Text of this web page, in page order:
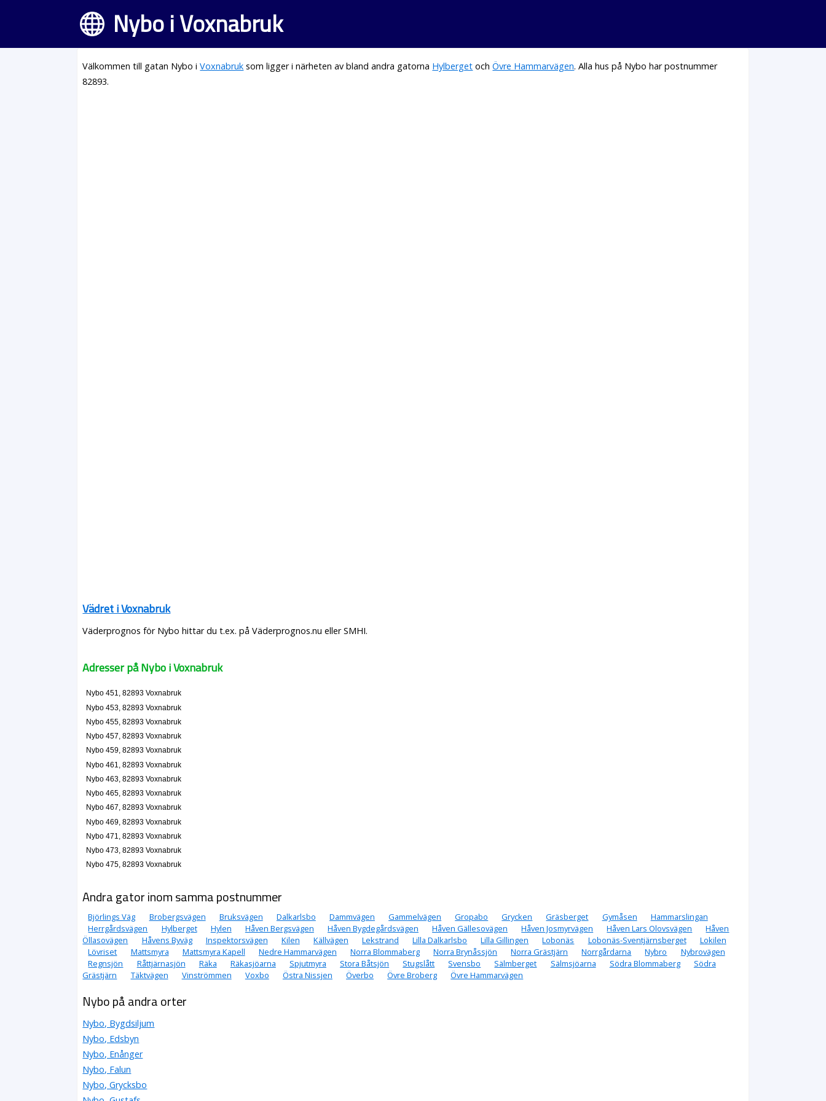
Nybo i Voxnabruk
Välkommen till gatan Nybo iVoxnabruk som ligger i närheten av bland andra gatorna Hylberget ochÖvre Hammarvägen. Alla hus på Nybo har postnummer
82893.
Vädret i Voxnabruk
Väderprognos för Nybo hittar du t.ex. på Väderprognos.nu eller SMHI.
Adresser på Nybo i Voxnabruk
Nybo 451, 82893 Voxnabruk
Nybo 453, 82893 Voxnabruk
Nybo 455, 82893 Voxnabruk
Nybo 457, 82893 Voxnabruk
Nybo 459, 82893 Voxnabruk
Nybo 461, 82893 Voxnabruk
Nybo 463, 82893 Voxnabruk
Nybo 465, 82893 Voxnabruk
Nybo 467, 82893 Voxnabruk
Nybo 469, 82893 Voxnabruk
Nybo 471, 82893 Voxnabruk
Nybo 473, 82893 Voxnabruk
Nybo 475, 82893 Voxnabruk
Andra gator inom samma postnummer
Björlings Väg Brobergsvägen Bruksvägen Dalkarlsbo Dammvägen Gammelvägen Gropabo Grycken Gräsberget Gymåsen
Hammarslingan
Herrgårdsvägen
Hylberget Hylen Håven Bergsvägen Håven Bygdegårdsvägen Håven Gällesovägen Håven Josmyrvägen Håven Lars Olovsvägen
Håven
Öllasovägen
Håvens Byväg Inspektorsvägen Kilen Källvägen Lekstrand Lilla Dalkarlsbo Lilla Gillingen Lobonäs Lobonäs-Sventjärnsberget
Lokilen
Lövriset
Mattsmyra Mattsmyra Kapell Nedre Hammarvägen Norra Blommaberg Norra Brynåssjön Norra Grästjärn Norrgårdarna Nybro
Nybrovägen
Regnsjön
Råttjärnasjön Räka Räkasjöarna Spjutmyra Stora Båtsjön Stugslått Svensbo Sälmberget Sälmsjöarna Södra Blommaberg
Södra
Grästjärn
Täktvägen Vinströmmen Voxbo Östra Nissjen Överbo Övre Broberg Övre Hammarvägen
Nybo på andra orter
Nybo, Bygdsiljum
Nybo, Edsbyn
Nybo, Enånger
Nybo, Falun
Nybo, Grycksbo